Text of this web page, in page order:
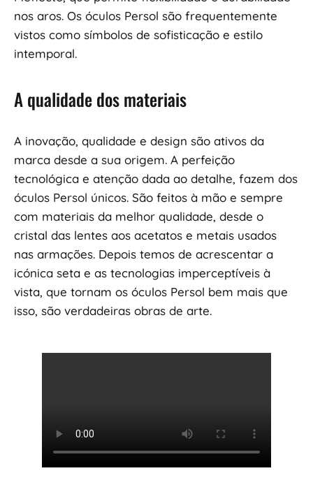
nos aros. Os óculos Persol são frequentemente
vistos como símbolos de sofisticação e estilo
intemporal.
A qualidade dos materiais
A inovação, qualidade e design são ativos da
marca desde a sua origem. A perfeição
tecnológica e atenção dada ao detalhe, fazem dos
óculos Persol únicos. São feitos à mão e sempre
com materiais da melhor qualidade, desde o
cristal das lentes aos acetatos e metais usados
nas armações. Depois temos de acrescentar a
icónica seta e as tecnologias imperceptíveis à
vista, que tornam os óculos Persol bem mais que
isso, são verdadeiras obras de arte.